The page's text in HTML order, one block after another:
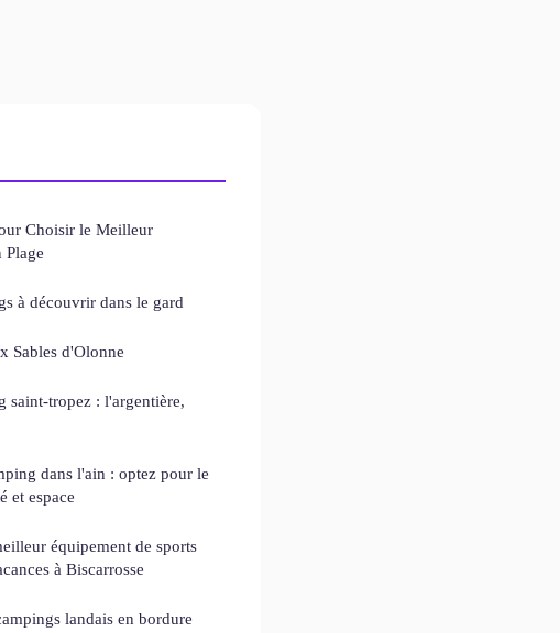
Choisir le Meilleur
Plage
à découvrir dans le gard
Sables d'Olonne
saint-tropez : l'argentière,
dans l'ain : optez pour le
et espace
équipement de sports
à Biscarrosse
landais en bordure